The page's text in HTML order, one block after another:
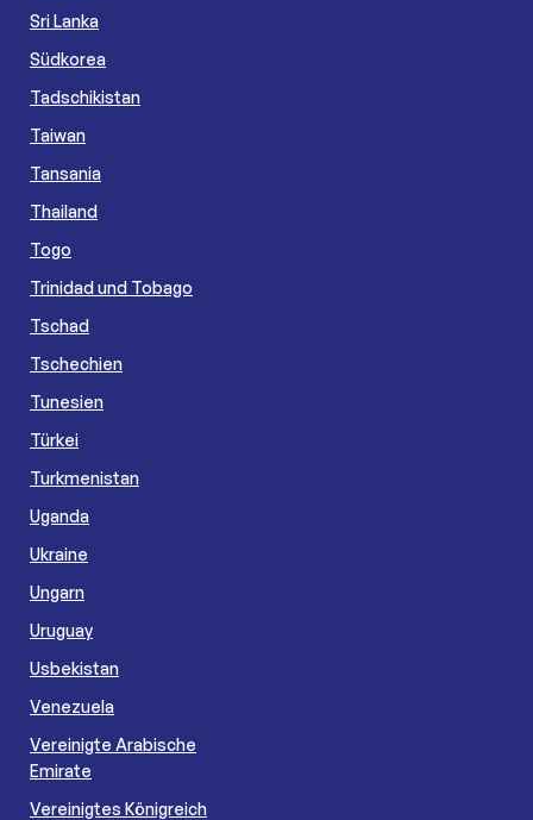
Sri Lanka
Südkorea
Tadschikistan
Taiwan
Tansania
Thailand
Togo
Trinidad und Tobago
Tschad
Tschechien
Tunesien
Türkei
Turkmenistan
Uganda
Ukraine
Ungarn
Uruguay
Usbekistan
Venezuela
Vereinigte Arabische
Emirate
Vereinigtes Königreich